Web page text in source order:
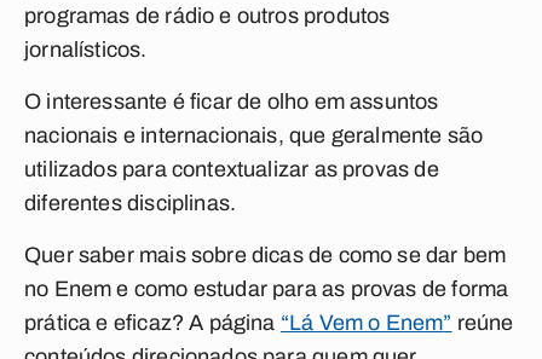
programas de rádio e outros produtos
jornalísticos.
O interessante é ficar de olho em assuntos
nacionais e internacionais, que geralmente são
utilizados para contextualizar as provas de
diferentes disciplinas.
Quer saber mais sobre dicas de como se dar bem
no Enem e como estudar para as provas de forma
prática e eficaz? A página “Lá Vem o Enem” reúne